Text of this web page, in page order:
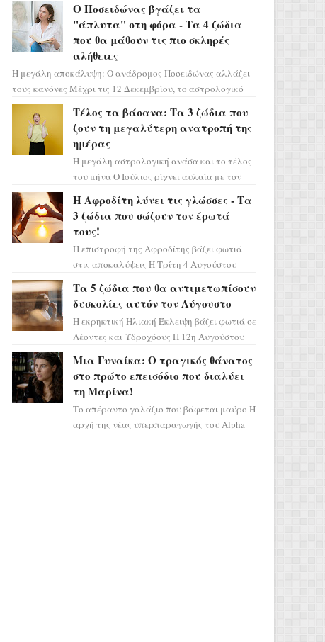
πρέπει τώρα να προετοιμαστο...
Ο Ποσειδώνας βγάζει τα
"άπλυτα" στη φόρα - Τα 4 ζώδια
που θα μάθουν τις πιο σκληρές
αλήθειες
Η μεγάλη αποκάλυψη: Ο ανάδρομος Ποσειδώνας αλλάζει
τους κανόνες Μέχρι τις 12 Δεκεμβρίου, το αστρολογικό
σκηνικό θυμίζει ταινία μυστηρίου ...
Τέλος τα βάσανα: Τα 3 ζώδια που
ζουν τη μεγαλύτερη ανατροπή της
ημέρας
Η μεγάλη αστρολογική ανάσα και το τέλος
του μήνα Ο Ιούλιος ρίχνει αυλαία με τον
περνάει στο ζώδιο τω...
Η Αφροδίτη λύνει τις γλώσσες - Τα
3 ζώδια που σώζουν τον έρωτά
τους!
Η επιστροφή της Αφροδίτης βάζει φωτιά
στις αποκαλύψεις Η Τρίτη 4 Αυγούστου
ορόσημο, καθώς η Αφροδίτη πρ...
Τα 5 ζώδια που θα αντιμετωπίσουν
δυσκολίες αυτόν τον Αύγουστο
Η εκρηκτική Ηλιακή Έκλειψη βάζει φωτιά σε
Λέοντες και Υδροχόους Η 12η Αυγούστου
χάους, καθώς η Ηλια...
Μια Γυναίκα: Ο τραγικός θάνατος
στο πρώτο επεισόδιο που διαλύει
τη Μαρίνα!
Το απέραντο γαλάζιο που βάφεται μαύρο Η
αρχή της νέας υπερπαραγωγής του Alpha